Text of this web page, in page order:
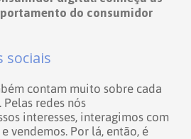
do consumidor
sociais
contam muito sobre cada
Pelas redes nós
interesses, interagimos com
vendemos. Por lá, então, é